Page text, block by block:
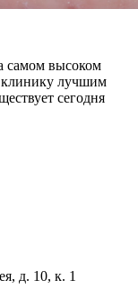
самом высоком
клинику лучшим
сегодня
д. 10, к. 1